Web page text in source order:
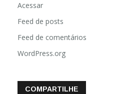
Acessar
Feed de posts
Feed de comentários
WordPress.org
COMPARTILHE